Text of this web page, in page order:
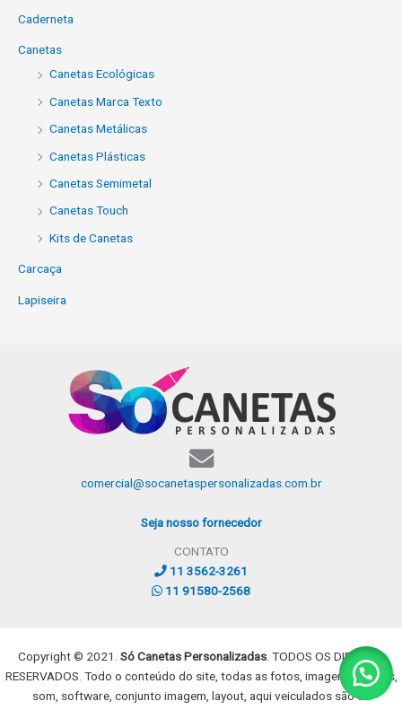
Caderneta
Canetas
Canetas Ecológicas
Canetas Marca Texto
Canetas Metálicas
Canetas Plásticas
Canetas Semimetal
Canetas Touch
Kits de Canetas
Carcaça
Lapiseira
comercial@socanetaspersonalizadas.com.br
Seja nosso fornecedor
CONTATO
11 3562-3261
11 91580-2568
Copyright © 2021. Só Canetas Personalizadas . TODOS OS DIREITOS
RESERVADOS. Todo o conteúdo do site, todas as fotos, imagens, dizeres,
som, software, conjunto imagem, layout, aqui veiculados são de